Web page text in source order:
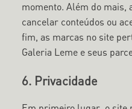
momento. Além do mais,
cancelar conteúdos ou
fim, as marcas no site
Galeria Leme e seus
6. Privacidade